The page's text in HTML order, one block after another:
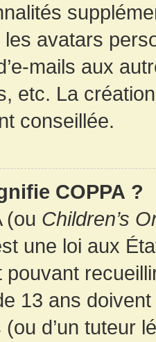
les avatars
mails aux
etc. La
conseillée.
COPPA ?
(ou Children’s
une loi aux
pouvant
13 ans
(ou d’un tuteur